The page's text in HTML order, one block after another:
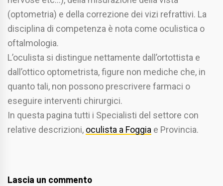
(optometria) e della correzione dei vizi refrattivi. La
disciplina di competenza è nota come oculistica o
oftalmologia.
L’oculista si distingue nettamente dall’ortottista e
dall’ottico optometrista, figure non mediche che, in
quanto tali, non possono prescrivere farmaci o
eseguire interventi chirurgici.
In questa pagina tutti i Specialisti del settore con
relative descrizioni, oculista a Foggia e Provincia.
Lascia un commento